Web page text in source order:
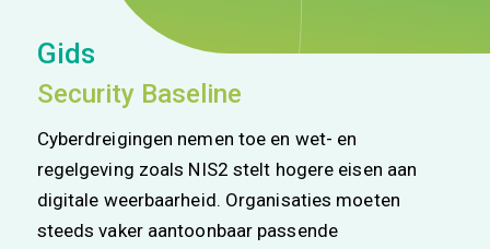
Gids
Security Baseline
Cyberdreigingen nemen toe en wet- en
regelgeving zoals NIS2 stelt hogere eisen aan
digitale weerbaarheid. Organisaties moeten
steeds vaker aantoonbaar passende